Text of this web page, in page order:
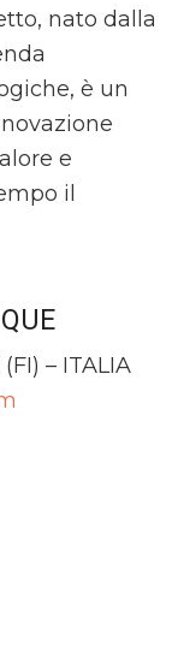
nato dalla
è un
e
il
– ITALIA